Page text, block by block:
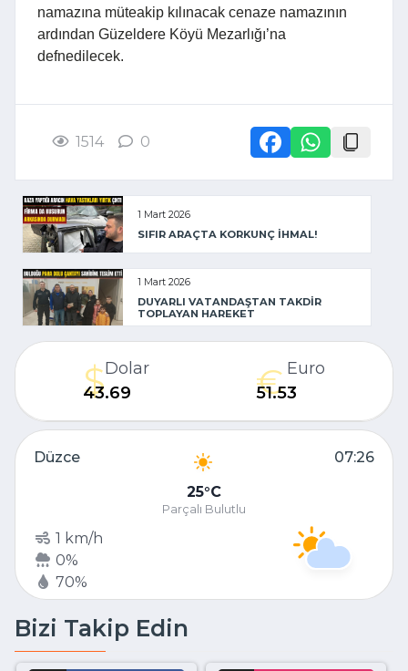
namazına müteakip kılınacak cenaze namazının
ardından Güzeldere Köyü Mezarlığı’na
defnedilecek.
1514 0
1 Mart 2026
SIFIR ARAÇTA KORKUNÇ İHMAL!
1 Mart 2026
DUYARLI VATANDAŞTAN TAKDİR
TOPLAYAN HAREKET
Dolar
43.69
Euro
51.53
Düzce
07:26
25 C
Parçalı Bulutlu
1 km/h
0%
70%
Bizi Takip Edin